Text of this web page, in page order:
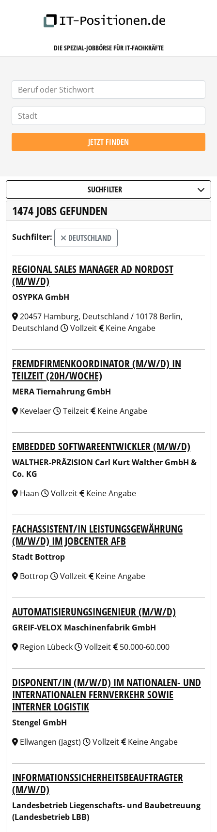
DIE SPEZIAL-JOBBÖRSE FÜR IT-FACHKRÄFTE
JETZT FINDEN
SUCHFILTER
1474 JOBS GEFUNDEN
Suchfilter: DEUTSCHLAND
REGIONAL SALES MANAGER AD NORDOST
(M/W/D)
OSYPKA GmbH
20457 Hamburg, Deutschland / 10178 Berlin,
Deutschland
Vollzeit Keine Angabe
FREMDFIRMENKOORDINATOR (M/W/D) IN
TEILZEIT (20H/WOCHE)
MERA Tiernahrung GmbH
Kevelaer
Teilzeit Keine Angabe
EMBEDDED SOFTWAREENTWICKLER (M/W/D)
WALTHER-PRÄZISION Carl Kurt Walther GmbH &
Co. KG
Haan
Vollzeit Keine Angabe
FACHASSISTENT/IN LEISTUNGSGEWÄHRUNG
(M/W/D) IM JOBCENTER AFB
Stadt Bottrop
Bottrop
Vollzeit Keine Angabe
AUTOMATISIERUNGSINGENIEUR (M/W/D)
GREIF-VELOX Maschinenfabrik GmbH
Region Lübeck
Vollzeit 50.000-60.000
DISPONENT/IN (M/W/D) IM NATIONALEN- UND
INTERNATIONALEN FERNVERKEHR SOWIE
INTERNER LOGISTIK
Stengel GmbH
Ellwangen (Jagst)
Vollzeit Keine Angabe
INFORMATIONSSICHERHEITSBEAUFTRAGTER
(M/W/D)
Landesbetrieb Liegenschafts- und Baubetreuung
(Landesbetrieb LBB)